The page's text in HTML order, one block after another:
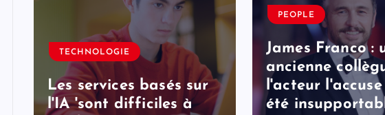
TECHNOLOGIE
Les services basés sur
l'IA 'sont difficiles à
PEOPLE
James Franco :
ancienne
l'acteur
été